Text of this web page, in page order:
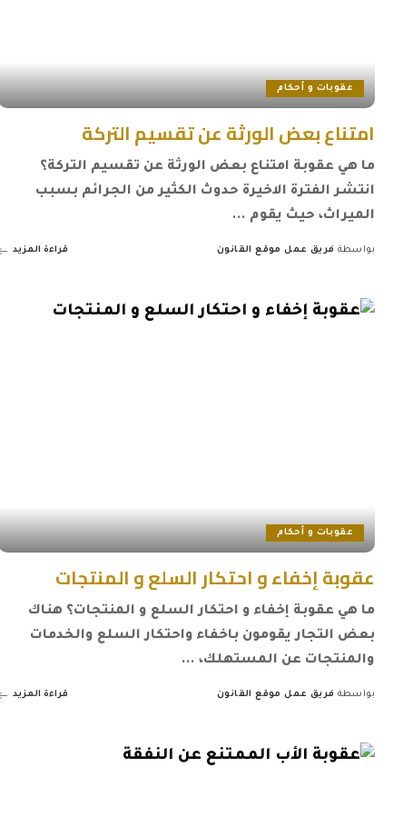
عقوبات و أحكام
امتناع بعض الورثة عن تقسيم التركة
ما هي عقوبة امتناع بعض الورثة عن تقسيم التركة؟
انتشر الفترة الاخيرة حدوث الكثير من الجرائم بسبب
الميراث، حيث يقوم ...
بواسطة فريق عمل موقع القانون قراءة المزيد
عقوبات و أحكام
عقوبة إخفاء و احتكار السلع و المنتجات
ما هي عقوبة إخفاء و احتكار السلع و المنتجات؟ هناك
بعض التجار يقومون باخفاء واحتكار السلع والخدمات
والمنتجات عن المستهلك، ...
بواسطة فريق عمل موقع القانون قراءة المزيد